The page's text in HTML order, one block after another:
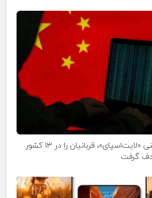
جاسوس‌افزار چینی «لایت‌اسپای»، قربانیان را در ۱۳ کشور
گرفت